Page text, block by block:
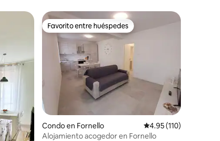
Favorito entre huéspedes
Favorito entre huéspedes
Condo en Fornello Calificación promedio:
4.95 (110)
Alojamiento acogedor en Fornello